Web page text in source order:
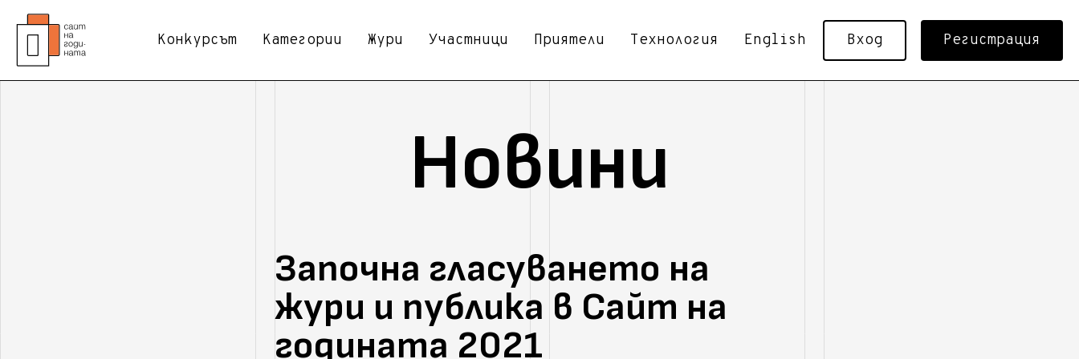
Конкурсът Категории Жури Участници Приятели Технология English Вход Регистрация
Новини
Започна гласуването на
жури и публика в Сайт на
годината 2021